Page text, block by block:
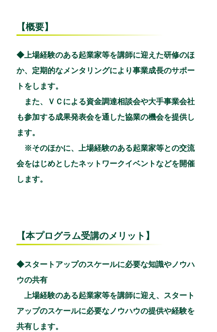
【概要】
◆上場経験のある起業家等を講師に迎えた研修のほ
か、定期的なメンタリングにより事業成長のサポー
トをします。
また、ＶＣによる資金調達相談会や大手事業会社
も参加する成果発表会を通した協業の機会を提供し
ます。
※そのほかに、上場経験のある起業家等との交流
会をはじめとしたネットワークイベントなどを開催
します。
【本プログラム受講のメリット】
◆スタートアップのスケールに必要な知識やノウハ
ウの共有
上場経験のある起業家等を講師に迎え、スタート
アップのスケールに必要なノウハウの提供や経験を
共有します。